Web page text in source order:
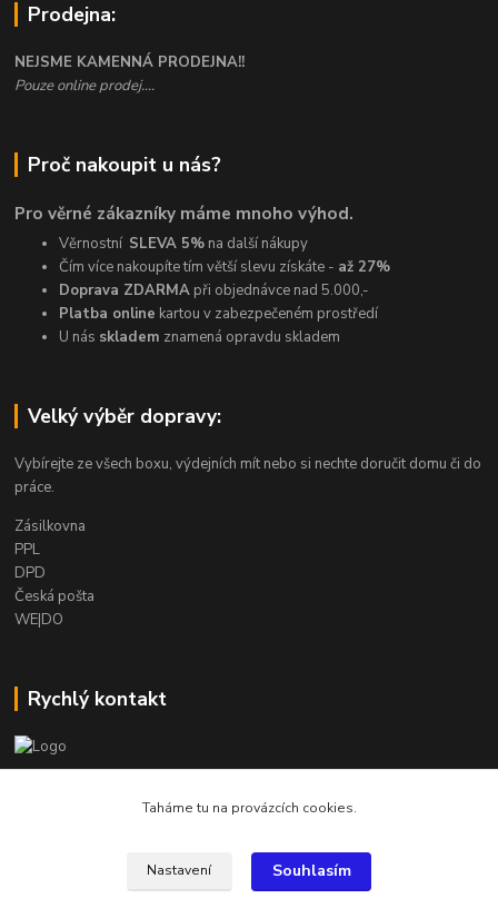
Prodejna:
NEJSME KAMENNÁ PRODEJNA!!
Pouze online prodej....
Proč nakoupit u nás?
Pro věrné zákazníky máme mnoho výhod.
Věrnostní SLEVA 5% na další nákupy
Čím více nakoupíte tím větší slevu získáte - až 27%
Doprava ZDARMA při objednávce nad 5.000,-
Platba online kartou v zabezpečeném prostředí
U nás skladem znamená opravdu skladem
Velký výběr dopravy:
Vybírejte ze všech boxu, výdejních mít nebo si nechte doručit domu či do
práce.
Zásilkovna
PPL
DPD
Česká pošta
WE|DO
Rychlý kontakt
info@armygalanterie.czTaháme tu na provázcích cookies.
Nastavení Souhlasím